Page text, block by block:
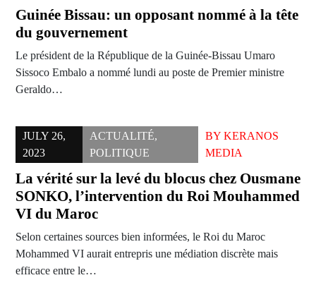
Guinée Bissau: un opposant nommé à la tête
du gouvernement
Le président de la République de la Guinée-Bissau Umaro
Sissoco Embalo a nommé lundi au poste de Premier ministre
Geraldo…
JULY 26,
2023
ACTUALITÉ,
POLITIQUE
BY KERANOS
MEDIA
La vérité sur la levé du blocus chez Ousmane
SONKO, l’intervention du Roi Mouhammed
VI du Maroc
Selon certaines sources bien informées, le Roi du Maroc
Mohammed VI aurait entrepris une médiation discrète mais
efficace entre le…